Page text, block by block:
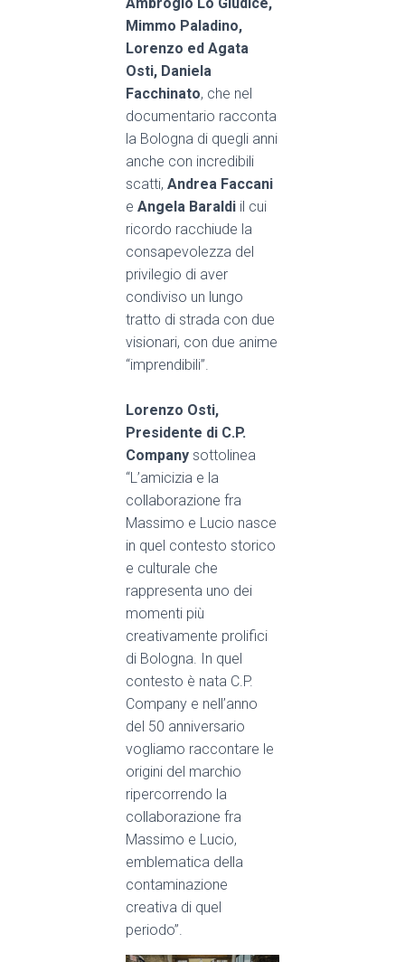
Mimmo Paladino,
Lorenzo ed Agata
Osti, Daniela
Facchinato, che nel
documentario racconta
la Bologna di quegli anni
anche con incredibili
scatti, Andrea Faccani
e Angela Baraldi il cui
ricordo racchiude la
consapevolezza del
privilegio di aver
condiviso un lungo
tratto di strada con due
visionari, con due anime
“imprendibili”.
Lorenzo Osti,
Presidente di C.P.
Company sottolinea
“L’amicizia e la
collaborazione fra
Massimo e Lucio nasce
in quel contesto storico
e culturale che
rappresenta uno dei
momenti più
creativamente prolifici
di Bologna. In quel
contesto è nata C.P.
Company e nell’anno
del 50 anniversario
vogliamo raccontare le
origini del marchio
ripercorrendo la
collaborazione fra
Massimo e Lucio,
emblematica della
contaminazione
creativa di quel
periodo”.